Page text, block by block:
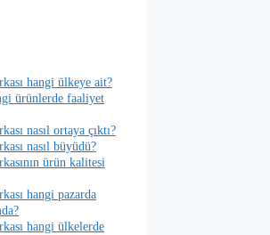
hangi ülkeye ait?
ürünlerde faaliyet
nasıl ortaya çıktı?
nasıl büyüdü?
ürün kalitesi
hangi pazarda
hangi ülkelerde